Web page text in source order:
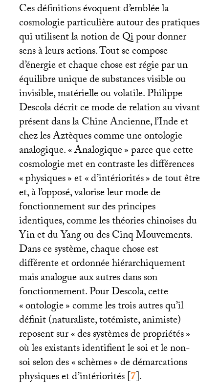
Ces définitions évoquent d’emblée la
cosmologie particulière autour des pratiques
qui utilisent la notion de Qi pour donner
sens à leurs actions. Tout se compose
d’énergie et chaque chose est régie par un
équilibre unique de substances visible ou
invisible, matérielle ou volatile. Philippe
Descola décrit ce mode de relation au vivant
présent dans la Chine Ancienne, l’Inde et
chez les Aztèques comme une ontologie
analogique. «Analogique» parce que cette
cosmologie met en contraste les différences
«physiques» et «d’intériorités» de tout être
et, à l’opposé, valorise leur mode de
fonctionnement sur des principes
identiques, comme les théories chinoises du
Yin et du Yang ou des Cinq Mouvements.
Dans ce système, chaque chose est
différente et ordonnée hiérarchiquement
mais analogue aux autres dans son
fonctionnement. Pour Descola, cette
«ontologie» comme les trois autres qu’il
définit (naturaliste, totémiste, animiste)
reposent sur «des systèmes de propriétés»
où les existants identifient le soi et le non-
soi selon des «schèmes» de démarcations
physiques et d’intériorités[7].